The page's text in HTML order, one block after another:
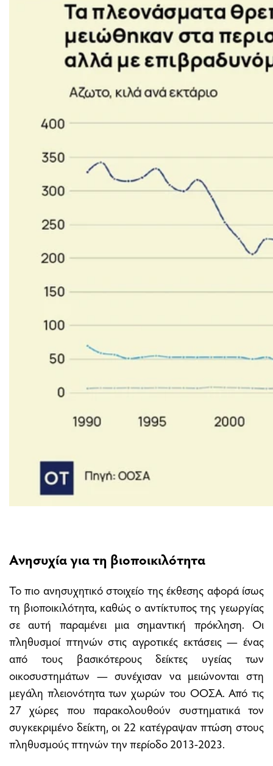
Ανησυχία για τη βιοποικιλότητα
Το πιο ανησυχητικό στοιχείο της έκθεσης αφορά ίσως
τη βιοποικιλότητα, καθώς ο αντίκτυπος της γεωργίας
σε αυτή παραμένει μια σημαντική πρόκληση. Οι
πληθυσμοί πτηνών στις αγροτικές εκτάσεις — ένας
από τους βασικότερους δείκτες υγείας των
οικοσυστημάτων — συνέχισαν να μειώνονται στη
μεγάλη πλειονότητα των χωρών του ΟΟΣΑ. Από τις
27 χώρες που παρακολουθούν συστηματικά τον
συγκεκριμένο δείκτη, οι 22 κατέγραψαν πτώση στους
πληθυσμούς πτηνών την περίοδο 2013-2023.